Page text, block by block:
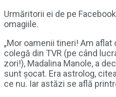
Urmăritorii ei de pe
omagiile.
„Mor oamenii tineri! Am
colegă din TVR (pe când
zori!), Madalina Manole, a
sunt șocat. Era astrolog,
ce nu. Iar astăzi se află